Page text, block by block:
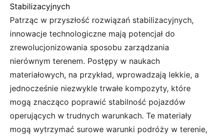
Stabilizacyjnych
Patrząc w przyszłość rozwiązań stabilizacyjnych,
innowacje technologiczne mają potencjał do
zrewolucjonizowania sposobu zarządzania
nierównym terenem. Postępy w naukach
materiałowych, na przykład, wprowadzają lekkie, a
jednocześnie niezwykle trwałe kompozyty, które
mogą znacząco poprawić stabilność pojazdów
operujących w trudnych warunkach. Te materiały
mogą wytrzymać surowe warunki podróży w terenie,